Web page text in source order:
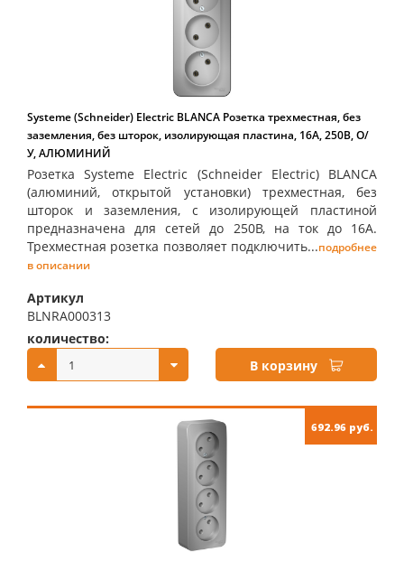
Systeme (Schneider) Electric BLANCA Розетка трехместная, без
заземления, без шторок, изолирующая пластина, 16А, 250В, О/
У, АЛЮМИНИЙ
Розетка Systeme Electric (Schneider Electric) BLANCA
(алюминий, открытой установки) трехместная, без
шторок и заземления, с изолирующей пластиной
предназначена для сетей до 250В, на ток до 16А.
Трехместная розетка позволяет подключить...подробнее
в описании
Артикул
BLNRA000313
количество:
В корзину
692.96 руб.